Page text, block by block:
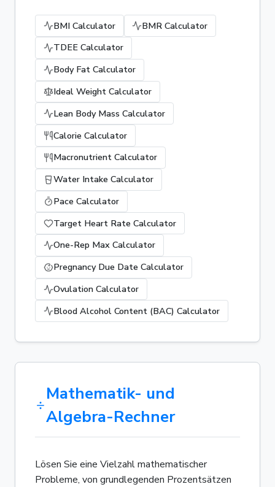
BMI Calculator
BMR Calculator
TDEE Calculator
Body Fat Calculator
Ideal Weight Calculator
Lean Body Mass Calculator
Calorie Calculator
Macronutrient Calculator
Water Intake Calculator
Pace Calculator
Target Heart Rate Calculator
One-Rep Max Calculator
Pregnancy Due Date Calculator
Ovulation Calculator
Blood Alcohol Content (BAC) Calculator
Mathematik- und
Algebra-Rechner
Lösen Sie eine Vielzahl mathematischer
Probleme, von grundlegenden Prozentsätzen